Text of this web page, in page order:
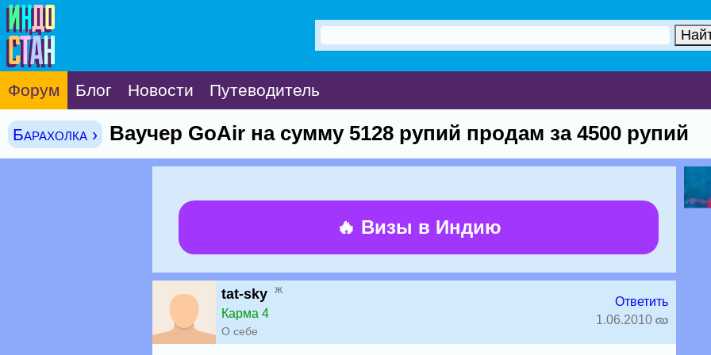
Форум Блог Новости Путеводитель
Барахолка › Ваучер GoAir на сумму 5128 рупий продам за 4500 рупий
🔥 Визы в Индию
tat-sky ж
Карма 4
О себе
Ответить
1.06.2010